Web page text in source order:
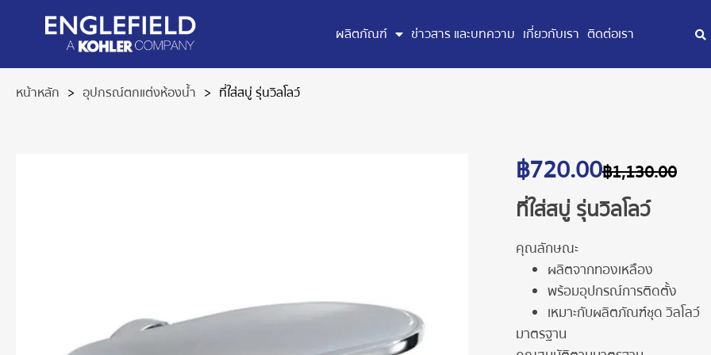
ผลิตภัณฑ์ ข่าวสาร และบทความ เกี่ยวกับเรา ติดต่อเรา
หน้าหลัก > อุปกรณ์ตกแต่งห้องน้ำ > ที่ใส่สบู่ รุ่นวิลโลว์
฿1,130.00
฿720.00
ที่ใส่สบู่ รุ่นวิลโลว์
คุณลักษณะ
ผลิตจากทองเหลือง
พร้อมอุปกรณ์การติดตั้ง
เหมาะกับผลิตภัณฑ์ชุด วิลโลว์
มาตรฐาน